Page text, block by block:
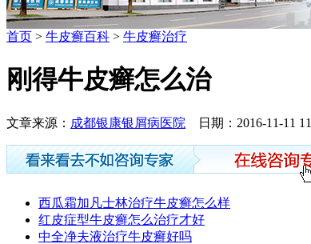
首页 > 牛皮癣百科 > 牛皮癣治疗
刚得牛皮癣怎么治
文章来源： 成都银康银屑病医院 日期：2016-11-11
西瓜霜加凡士林治疗牛皮癣怎么样
红皮症型牛皮癣怎么治疗才好
中全净夫液治疗牛皮癣好吗